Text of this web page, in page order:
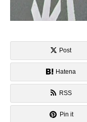
Post
Hatena
RSS
Pin it